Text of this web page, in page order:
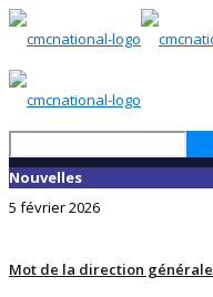
Nouvelles
5 février 2026
Mot de la direction générale